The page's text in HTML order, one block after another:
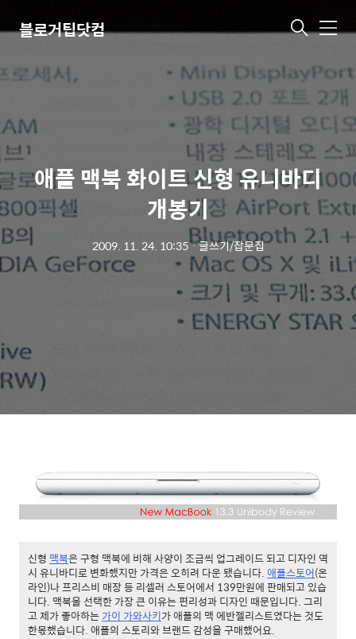
블로거팁닷컴 메
애플 맥북 화이트 신형 유니바디
개봉기
2009. 11. 24. 10:35ㆍ글쓰기/잡문집
신형 맥북은 구형 맥북에 비해 사양이 조금씩 업그레이드 되고 디자인 역
시 유니바디로 변화했지만 가격은 오히려 다운 됐습니다. 애플스토어(온
라인)나 프리스비 매장 등 리셀러 스토어에서 139만원에 판매되고 있습
니다. 맥북을 선택한 가장 큰 이유는 편리성과 디자인 때문입니다. 그리
고 제가 좋아하는가이 가와사키가 애플의 맥 에반젤리스트였다는 것도
한몫했습니다. 애플의 스토리와 브랜드 감성을 구매했어요.